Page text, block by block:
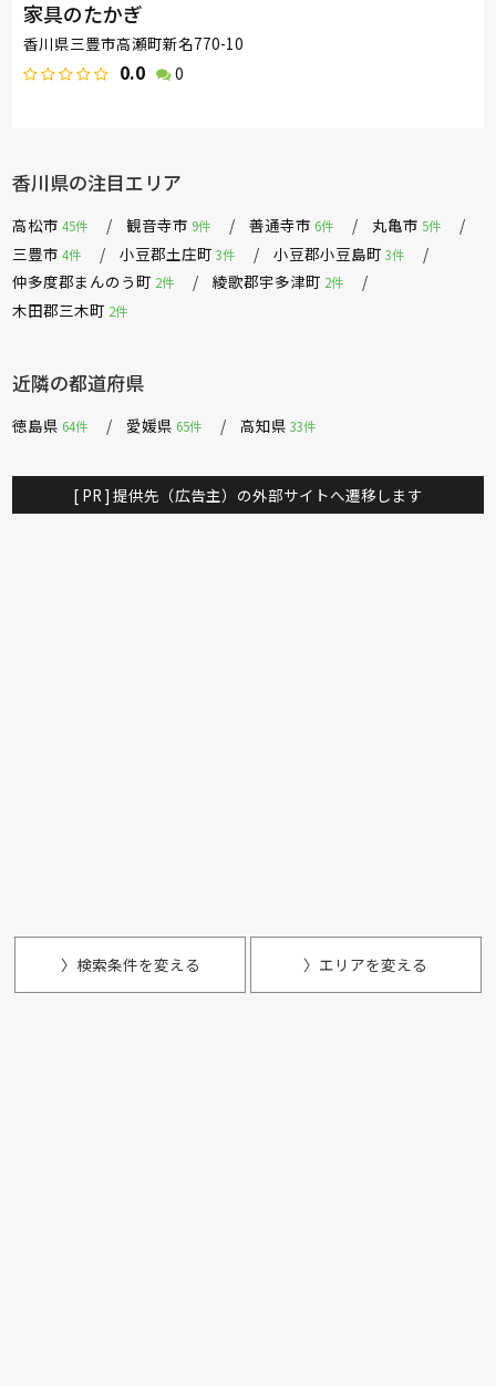
家具のたかぎ
香川県三豊市高瀬町新名770-10
0.0 0
香川県の注目エリア
高松市45件 観音寺市 9件 善通寺市 6件 丸亀市5件
三豊市4件 小豆郡土庄町3件 小豆郡小豆島町3件
仲多度郡まんのう町 2件 綾歌郡宇多津町 2件
木田郡三木町 2件
近隣の都道府県
徳島県 64件 愛媛県 65件 高知県33件
[ PR ] 提供先（広告主）の外部サイトへ遷移します
〉検索条件を変える 〉エリアを変える